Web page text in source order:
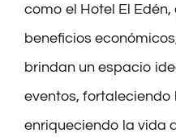
como el Hotel El
beneficios
brindan un espacio
eventos, fortaleciendo
enriqueciendo la vida